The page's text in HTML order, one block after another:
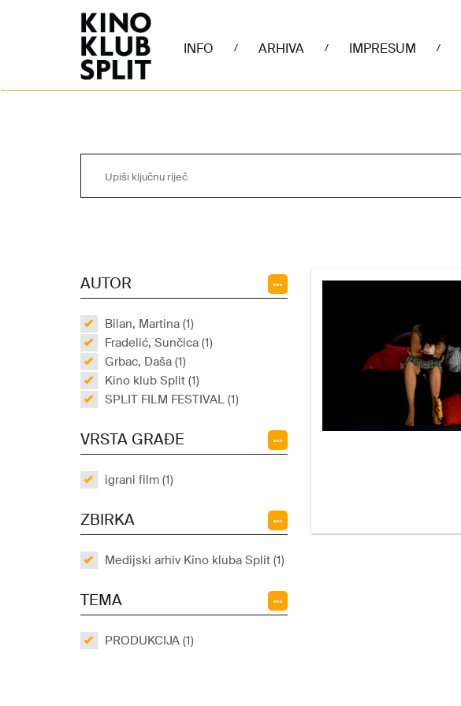
INFO / ARHIVA / IMPRESUM /
AUTOR
Bilan, Martina (1)
Fradelić, Sunčica (1)
Grbac, Daša (1)
Kino klub Split (1)
SPLIT FILM FESTIVAL (1)
VRSTA GRAĐE
igrani film (1)
ZBIRKA
Medijski arhiv Kino kluba Split (1)
TEMA
PRODUKCIJA (1)